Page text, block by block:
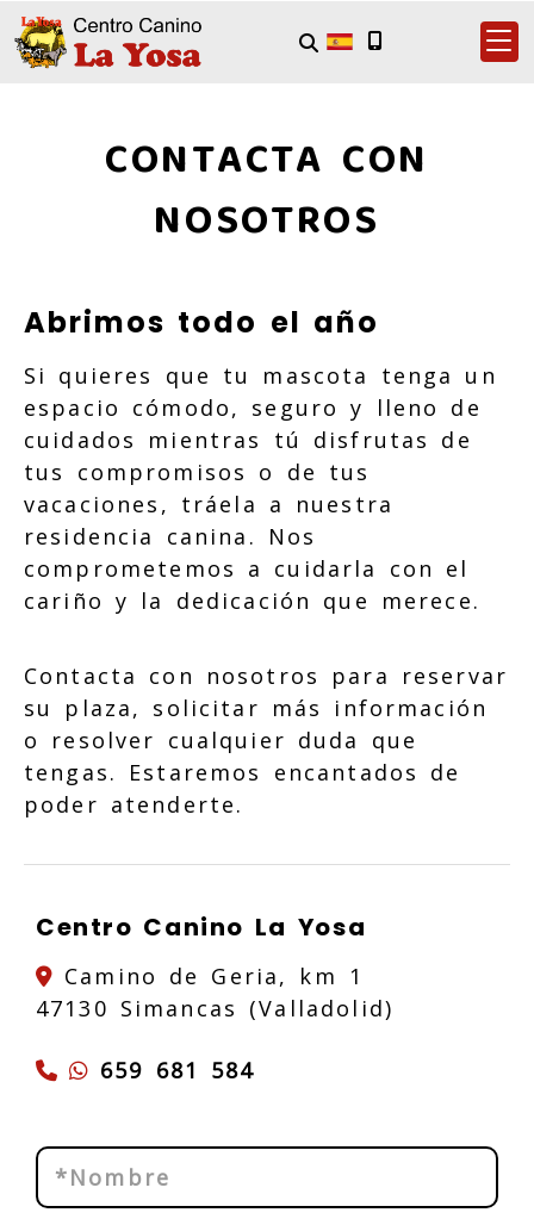
CONTACTA CON
NOSOTROS
Abrimos todo el año
Si quieres que tu mascota tenga un
espacio cómodo, seguro y lleno de
cuidados mientras tú disfrutas de
tus compromisos o de tus
vacaciones, tráela a nuestra
residencia canina. Nos
comprometemos a cuidarla con el
cariño y la dedicación que merece.
Contacta con nosotros para reservar
su plaza, solicitar más información
o resolver cualquier duda que
tengas. Estaremos encantados de
poder atenderte.
Centro Canino La Yosa
Camino de Geria, km 1
47130 Simancas (Valladolid)
659 681 584